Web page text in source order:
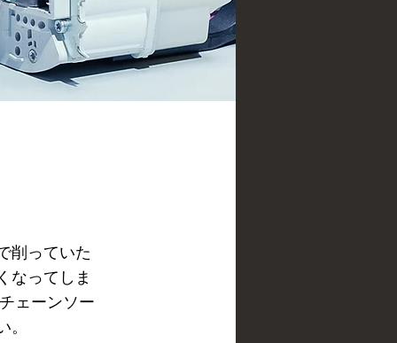
削っていた
なってしま
ェーンソー